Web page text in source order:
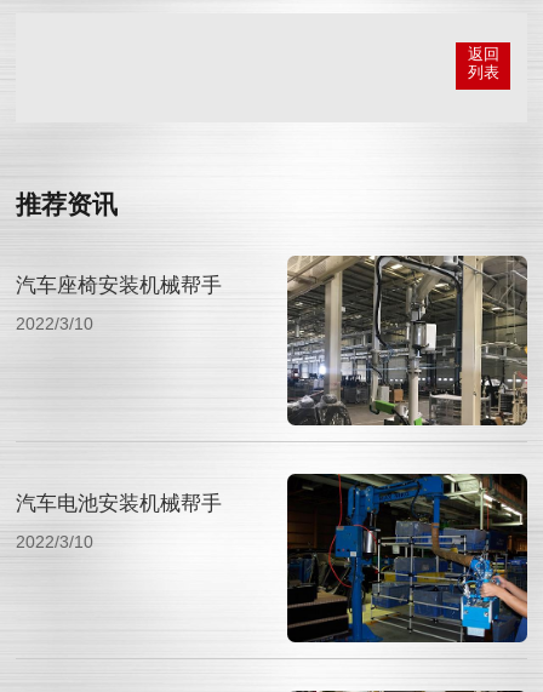
返回
列表
推荐资讯
汽车座椅安装机械帮手
2022/3/10
汽车电池安装机械帮手
2022/3/10